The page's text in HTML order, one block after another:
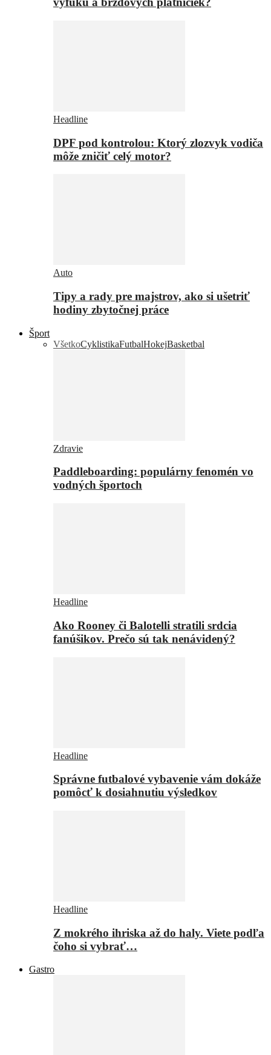
Headline
DPF pod kontrolou: Ktorý zlozvyk vodiča
môže zničiť celý motor?
Auto
Tipy a rady pre majstrov, ako si ušetriť
hodiny zbytočnej práce
Šport
VšetkoCyklistikaFutbalHokejBasketbal
Zdravie
Paddleboarding: populárny fenomén vo
vodných športoch
Headline
Ako Rooney či Balotelli stratili srdcia
fanúšikov. Prečo sú tak nenávidený?
Headline
Správne futbalové vybavenie vám dokáže
pomôcť k dosiahnutiu výsledkov
Headline
Z mokrého ihriska až do haly. Viete podľa
čoho si vybrať…
Gastro